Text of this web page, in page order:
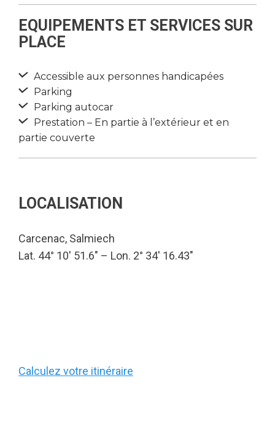
EQUIPEMENTS ET SERVICES SUR
PLACE
Accessible aux personnes handicapées
Parking
Parking autocar
Prestation – En partie à l’extérieur et en
partie couverte
LOCALISATION
Carcenac, Salmiech
Lat. 44° 10′ 51.6″ – Lon. 2° 34′ 16.43″
Calculez votre itinéraire